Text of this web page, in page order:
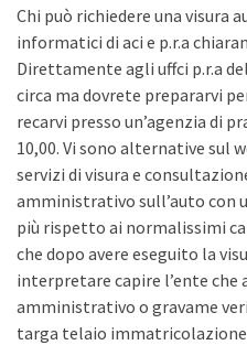
Chi può richiedere una visura
informatici di aci e p.r.a
Direttamente agli uffci p.r.a
circa ma dovrete prepararvi
recarvi presso un’agenzia di
10,00. Vi sono alternative sul
servizi di visura e
amministrativo sull’auto con
più rispetto ai normalissimi
che dopo avere eseguito la
interpretare capire l’ente che
amministrativo o gravame
targa telaio immatricolazione